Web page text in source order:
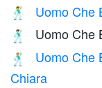
🕺 Uomo Che
🕺🏻 Uomo Che
🕺🏼
Uomo Che
Chiara